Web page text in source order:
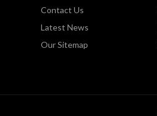
Contact Us
Latest News
Our Sitemap